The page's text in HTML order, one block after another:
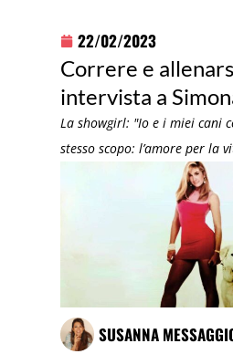
22/02/2023
Correre e
intervista a
La showgirl: "Io e i miei cani
stesso scopo: l’amore per la
SUSANNA